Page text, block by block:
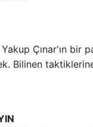
Çınar'ın bir
Bilinen